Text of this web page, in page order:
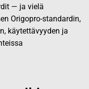
— ja vielä
Origopro-standardin,
käytettävyyden ja